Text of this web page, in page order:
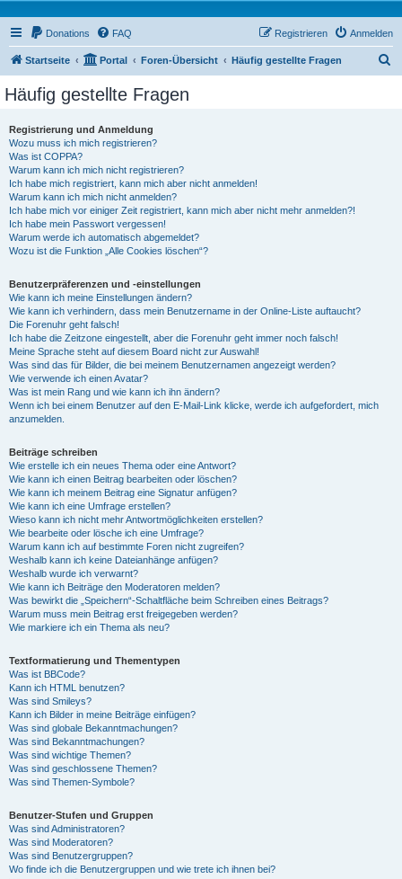
Donations FAQ Anmelden
Registrieren
Startseite Portal Foren-Übersicht Häufig gestellte Fragen
Häufig gestellte Fragen
Registrierung und Anmeldung
Wozu muss ich mich registrieren?
Was ist COPPA?
Warum kann ich mich nicht registrieren?
Ich habe mich registriert, kann mich aber nicht anmelden!
Warum kann ich mich nicht anmelden?
Ich habe mich vor einiger Zeit registriert, kann mich aber nicht mehr anmelden?!
Ich habe mein Passwort vergessen!
Warum werde ich automatisch abgemeldet?
Wozu ist die Funktion „Alle Cookies löschen“?
Benutzerpräferenzen und -einstellungen
Wie kann ich meine Einstellungen ändern?
Wie kann ich verhindern, dass mein Benutzername in der Online-Liste auftaucht?
Die Forenuhr geht falsch!
Ich habe die Zeitzone eingestellt, aber die Forenuhr geht immer noch falsch!
Meine Sprache steht auf diesem Board nicht zur Auswahl!
Was sind das für Bilder, die bei meinem Benutzernamen angezeigt werden?
Wie verwende ich einen Avatar?
Was ist mein Rang und wie kann ich ihn ändern?
Wenn ich bei einem Benutzer auf den E-Mail-Link klicke, werde ich aufgefordert, mich
anzumelden.
Beiträge schreiben
Wie erstelle ich ein neues Thema oder eine Antwort?
Wie kann ich einen Beitrag bearbeiten oder löschen?
Wie kann ich meinem Beitrag eine Signatur anfügen?
Wie kann ich eine Umfrage erstellen?
Wieso kann ich nicht mehr Antwortmöglichkeiten erstellen?
Wie bearbeite oder lösche ich eine Umfrage?
Warum kann ich auf bestimmte Foren nicht zugreifen?
Weshalb kann ich keine Dateianhänge anfügen?
Weshalb wurde ich verwarnt?
Wie kann ich Beiträge den Moderatoren melden?
Was bewirkt die „Speichern“-Schaltfläche beim Schreiben eines Beitrags?
Warum muss mein Beitrag erst freigegeben werden?
Wie markiere ich ein Thema als neu?
Textformatierung und Thementypen
Was ist BBCode?
Kann ich HTML benutzen?
Was sind Smileys?
Kann ich Bilder in meine Beiträge einfügen?
Was sind globale Bekanntmachungen?
Was sind Bekanntmachungen?
Was sind wichtige Themen?
Was sind geschlossene Themen?
Was sind Themen-Symbole?
Benutzer-Stufen und Gruppen
Was sind Administratoren?
Was sind Moderatoren?
Was sind Benutzergruppen?
Wo finde ich die Benutzergruppen und wie trete ich ihnen bei?